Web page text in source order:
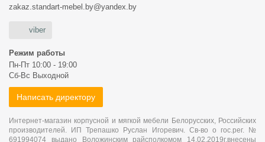
zakaz.standart-mebel.by@yandex.by
viber
Режим работы
Пн-Пт 10:00 - 19:00
Сб-Вс Выходной
Написать директору
Интернет-магазин корпусной и мягкой мебели Белорусских, Российских
производителей. ИП Трепашко Руслан Игоревич. Св-во о гос.рег. №
691994074 выдано Воложинским райсполкомом 14.02.2019г.внесены